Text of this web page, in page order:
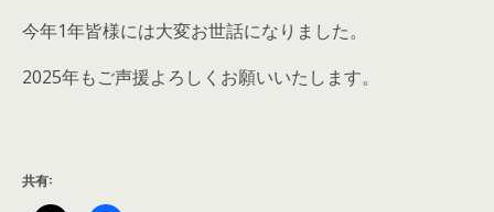
今年1年皆様には大変お世話になりました。
2025年もご声援よろしくお願いいたします。
共有: